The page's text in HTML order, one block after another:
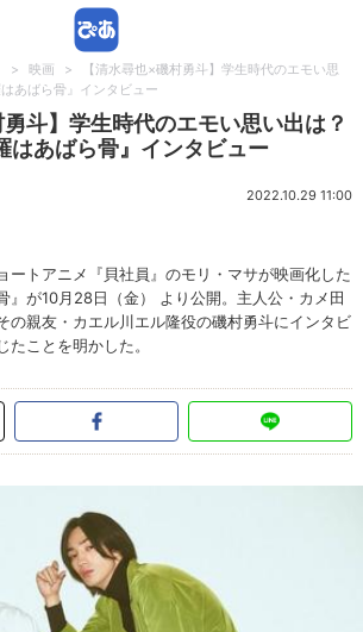
> 映画 >
【清水尋也×磯村勇斗】学生時代のエモい思
あばら骨』インタビュー
勇斗】学生時代のエモい思い出は？
はあばら骨』インタビュー
2022.10.29 11:00
ートアニメ『貝社員』のモリ・マサが映画化した
』が10月28日（金） より公開。主人公・カメ田
の親友・カエル川エル隆役の磯村勇斗にインタビ
たことを明かした。